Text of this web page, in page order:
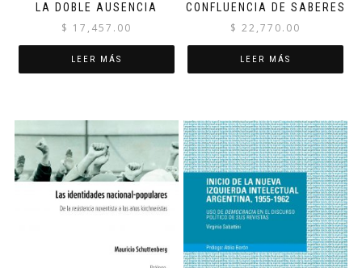
LA DOBLE AUSENCIA
$ 17,457.00
LEER MÁS
CONFLUENCIA DE SABERES
$ 22,770.00
LEER MÁS